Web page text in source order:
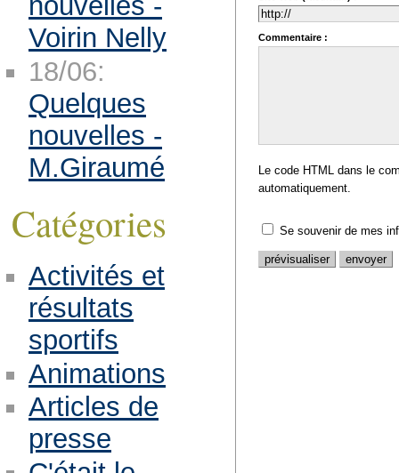
Commentaire :
Le code HTML dans le
automatiquement.
Se souvenir de mes
Voirin Nelly
18/06:
Quelques
nouvelles -
M.Giraumé
Catégories
Activités et
résultats
sportifs
Animations
Articles de
presse